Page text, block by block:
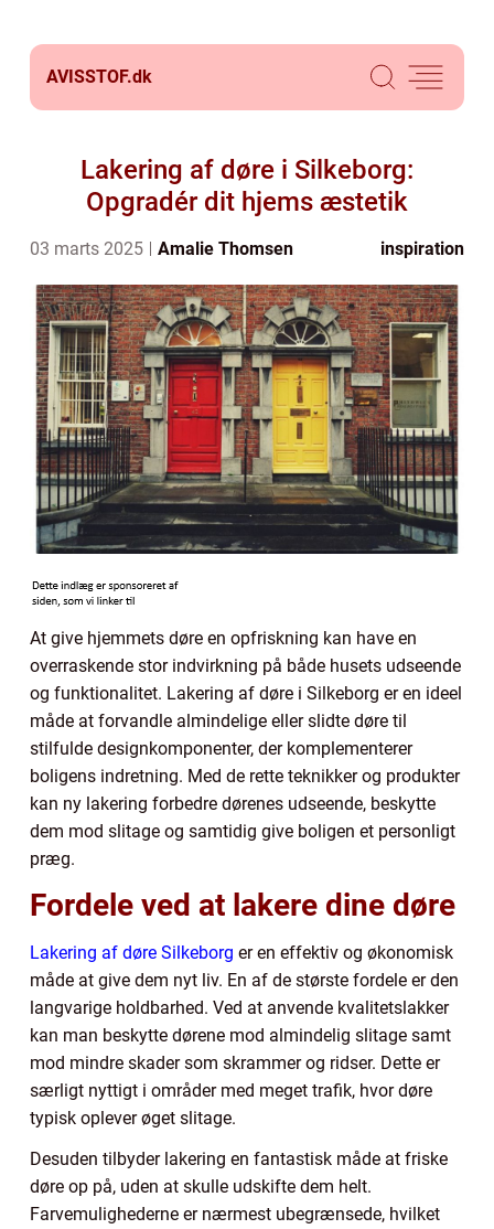
AVISSTOF.dk
Lakering af døre i Silkeborg:
Opgradér dit hjems æstetik
03 marts 2025 Amalie Thomsen inspiration
At give hjemmets døre en opfriskning kan have en
overraskende stor indvirkning på både husets udseende
og funktionalitet. Lakering af døre i Silkeborg er en ideel
måde at forvandle almindelige eller slidte døre til
stilfulde designkomponenter, der komplementerer
boligens indretning. Med de rette teknikker og produkter
kan ny lakering forbedre dørenes udseende, beskytte
dem mod slitage og samtidig give boligen et personligt
præg.
Fordele ved at lakere dine døre
Lakering af døre Silkeborg er en effektiv og økonomisk
måde at give dem nyt liv. En af de største fordele er den
langvarige holdbarhed. Ved at anvende kvalitetslakker
kan man beskytte dørene mod almindelig slitage samt
mod mindre skader som skrammer og ridser. Dette er
særligt nyttigt i områder med meget trafik, hvor døre
typisk oplever øget slitage.
Desuden tilbyder lakering en fantastisk måde at friske
døre op på, uden at skulle udskifte dem helt.
Farvemulighederne er nærmest ubegrænsede, hvilket